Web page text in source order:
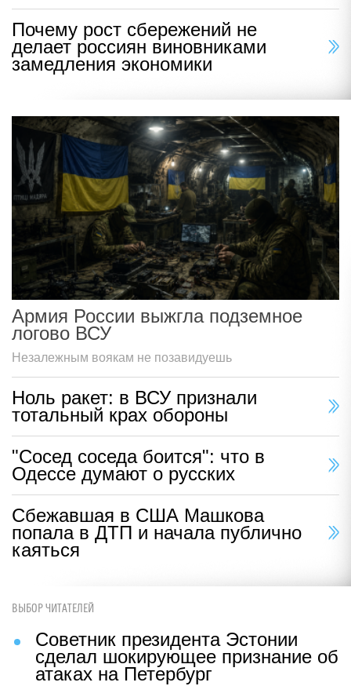
Почему рост сбережений не
делает россиян виновниками
замедления экономики
Армия России выжгла подземное
логово ВСУ
Незалежным воякам не позавидуешь
Ноль ракет: в ВСУ признали
тотальный крах обороны
"Сосед соседа боится": что в
Одессе думают о русских
Сбежавшая в США Машкова
попала в ДТП и начала публично
каяться
ВЫБОР ЧИТАТЕЛЕЙ
Советник президента Эстонии
сделал шокирующее признание об
атаках на Петербург